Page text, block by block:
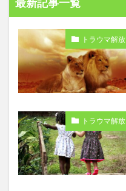
トラウマ解放
トラウマ解放